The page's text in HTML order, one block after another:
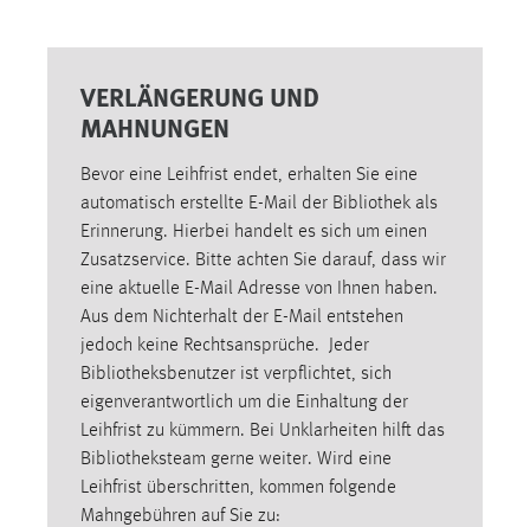
VERLÄNGERUNG UND
MAHNUNGEN
Bevor eine Leihfrist endet, erhalten Sie eine
automatisch erstellte E-Mail der Bibliothek als
Erinnerung. Hierbei handelt es sich um einen
Zusatzservice. Bitte achten Sie darauf, dass wir
eine aktuelle E-Mail Adresse von Ihnen haben.
Aus dem Nichterhalt der E-Mail entstehen
jedoch keine Rechtsansprüche. Jeder
Bibliotheksbenutzer ist verpflichtet, sich
eigenverantwortlich um die Einhaltung der
Leihfrist zu kümmern. Bei Unklarheiten hilft das
Bibliotheksteam gerne weiter. Wird eine
Leihfrist überschritten, kommen folgende
Mahngebühren auf Sie zu:
Zweck:
Für performante Seitenauslieferung wird in diesem Cookie
Sprachpräferenz
Name:
site-language-preference
Zweck:
Cookie Laufzeit:
30 Tage
Chat